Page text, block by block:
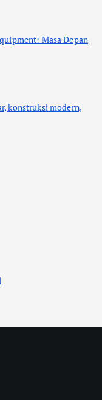
Masa Depan
konstruksi modern,